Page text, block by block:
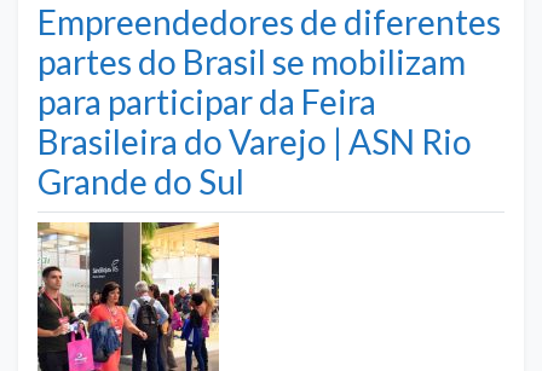
Empreendedores de diferentes
partes do Brasil se mobilizam
para participar da Feira
Brasileira do Varejo | ASN Rio
Grande do Sul